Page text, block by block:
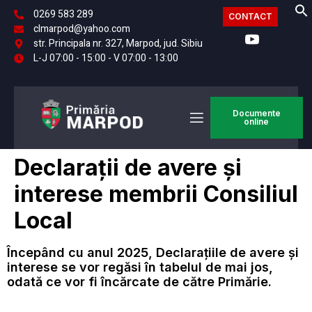
0269 583 289
clmarpod@yahoo.com
str. Principala nr. 327, Marpod, jud. Sibiu
L-J 07:00 - 15:00 - V 07:00 - 13:00
CONTACT
Documente
online
Declarații de avere și
interese membrii Consiliul
Local
Începând cu anul 2025, Declarațiile de avere și
interese se vor regăsi în tabelul de mai jos,
odată ce vor fi încărcate de către Primărie.